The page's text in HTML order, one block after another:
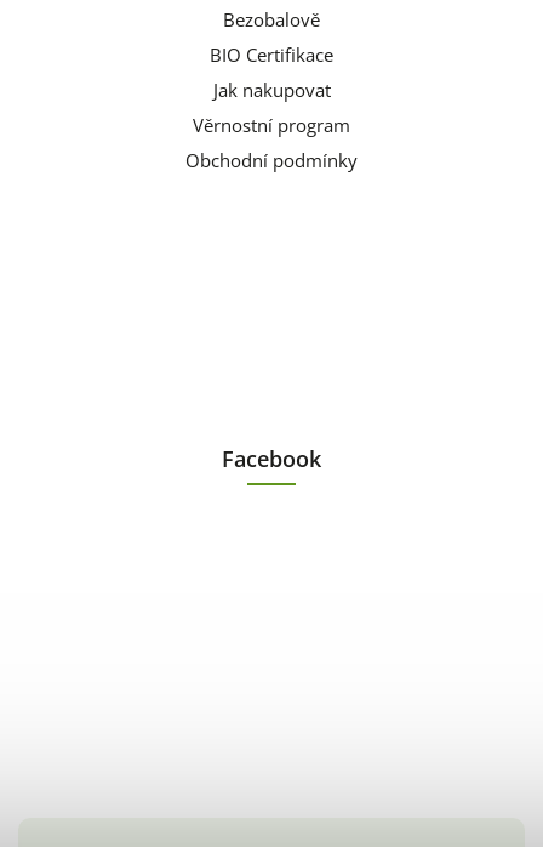
Bezobalově
BIO Certifikace
Jak nakupovat
Věrnostní program
Obchodní podmínky
Facebook